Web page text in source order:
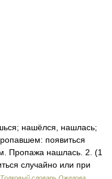
нашёлся, нашлась;
появиться
Пропажа нашлась. 2. (1
случайно или при